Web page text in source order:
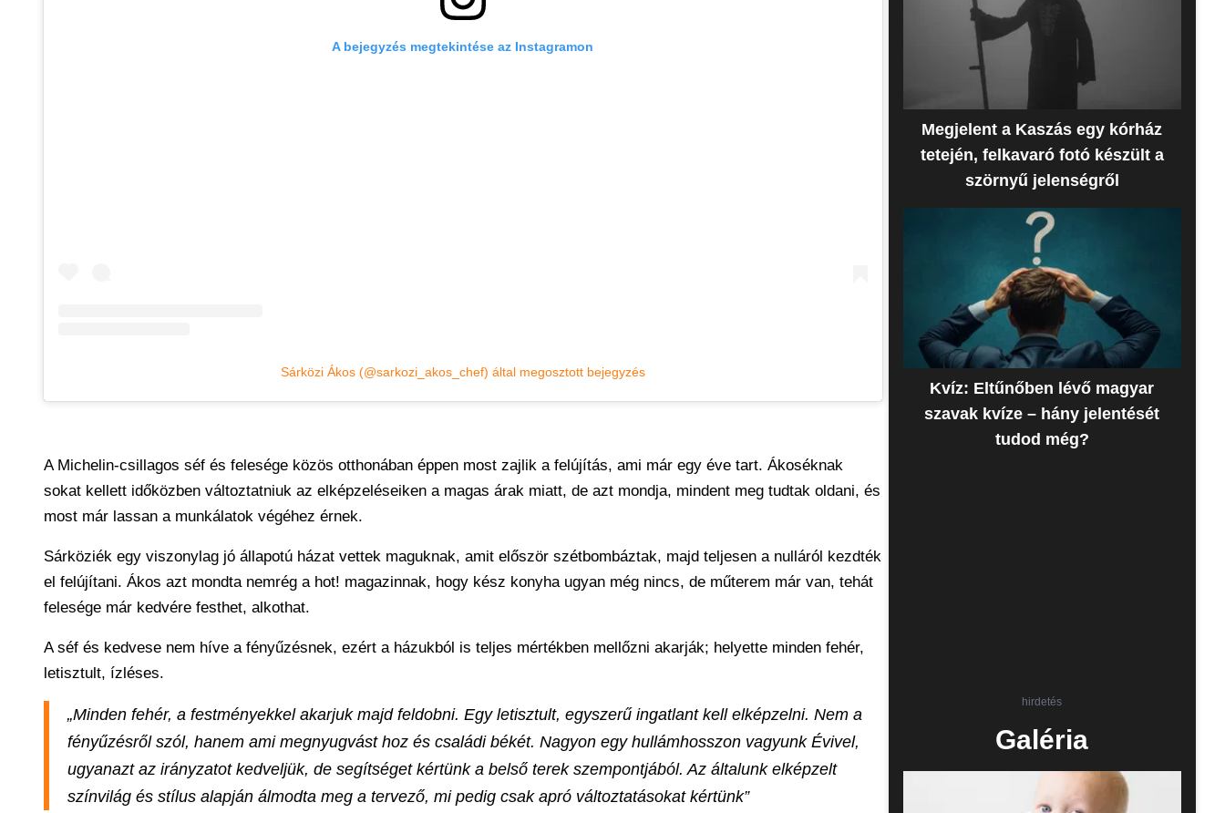
A bejegyzés megtekintése az Instagramon
Sárközi Ákos (@sarkozi_akos_chef) által megosztott bejegyzés
A Michelin-csillagos séf és felesége közös otthonában éppen most zajlik a felújítás, ami már egy éve tart. Ákoséknak
sokat kellett időközben változtatniuk az elképzeléseiken a magas árak miatt, de azt mondja, mindent meg tudtak oldani, és
most már lassan a munkálatok végéhez érnek.
Sárköziék egy viszonylag jó állapotú házat vettek maguknak, amit először szétbombáztak, majd teljesen a nulláról kezdték
el felújítani. Ákos azt mondta nemrég a hot! magazinnak, hogy kész konyha ugyan még nincs, de műterem már van, tehát
felesége már kedvére festhet, alkothat.
A séf és kedvese nem híve a fényűzésnek, ezért a házukból is teljes mértékben mellőzni akarják; helyette minden fehér,
letisztult, ízléses.
„Minden fehér, a festményekkel akarjuk majd feldobni. Egy letisztult, egyszerű ingatlant kell elképzelni. Nem a
fényűzésről szól, hanem ami megnyugvást hoz és családi békét. Nagyon egy hullámhosszon vagyunk Évivel,
ugyanazt az irányzatot kedveljük, de segítséget kértünk a belső terek szempontjából. Az általunk elképzelt
színvilág és stílus alapján álmodta meg a tervező, mi pedig csak apró változtatásokat kértünk”
Megjelent a Kaszás egy kórház
tetején, felkavaró fotó készült a
szörnyű jelenségről
Kvíz: Eltűnőben lévő magyar
szavak kvíze – hány jelentését
tudod még?
hirdetés
Galéria